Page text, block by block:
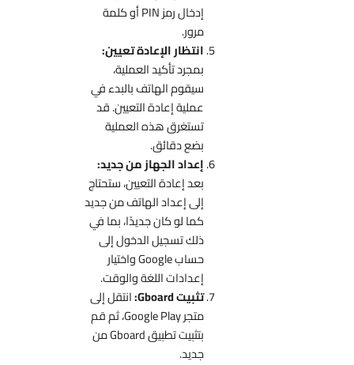
إدخال رمز PIN أو كلمة
مرور.
انتظار الإعادة تعيين:
بمجرد تأكيد العملية،
سيقوم الهاتف بالبدء في
عملية إعادة التعيين. قد
تستغرق هذه العملية
بضع دقائق.
إعداد الجهاز من جديد:
بعد إعادة التعيين، ستحتاج
إلى إعداد الهاتف من جديد
كما لو كان جديدًا، بما في
ذلك تسجيل الدخول إلى
حساب Google واختيار
إعدادات اللغة والوقت.
تثبيت Gboard:
انتقل إلى
متجر Google Play، ثم قم
بتثبيت تطبيق Gboard من
جديد.